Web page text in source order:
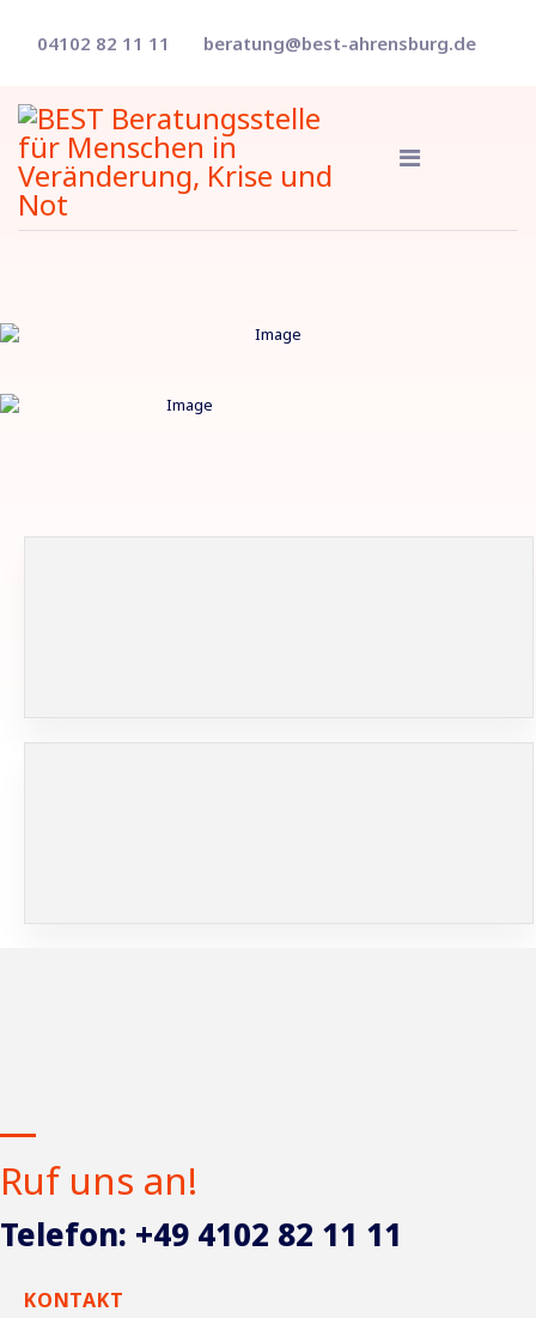
04102 82 11 11 beratung@best-ahrensburg.de
Ruf uns an!
Telefon: +49 4102 82 11 11
KONTAKT